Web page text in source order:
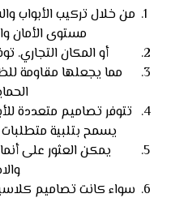
من خلال تركيب الأبواب
مستوى الأمان
أو المكان التجاري.
مما يجعلها مقاومة
تتوفر تصاميم متعددة
يسمح بتلبية متطلبات
يمكن العثور على
سواء كانت تصاميم